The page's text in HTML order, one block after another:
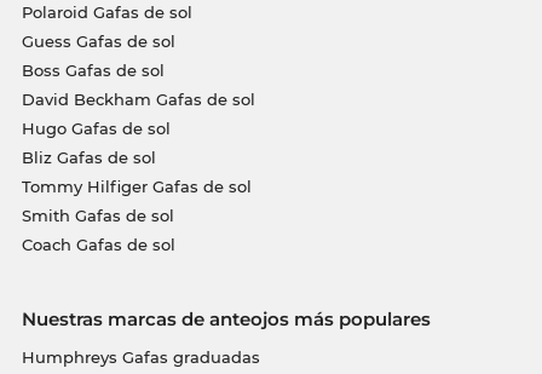
Polaroid Gafas de sol
Guess Gafas de sol
Boss Gafas de sol
David Beckham Gafas de sol
Hugo Gafas de sol
Bliz Gafas de sol
Tommy Hilfiger Gafas de sol
Smith Gafas de sol
Coach Gafas de sol
Nuestras marcas de anteojos más populares
Humphreys Gafas graduadas